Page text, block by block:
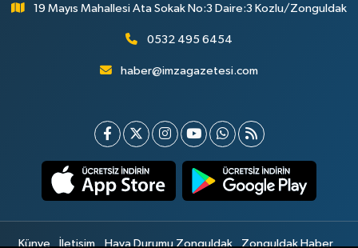
19 Mayıs Mahallesi Ata Sokak No:3 Daire:3 Kozlu/Zonguldak
0532 495 6454
haber@imzagazetesi.com
Künye İletişim Hava Durumu Zonguldak Zonguldak Haber